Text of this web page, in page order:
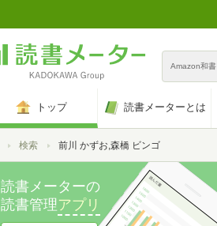
Amazon和書
トップ 読書メーターとは
トップ検索 前川 かずお,森橋 ビンゴ
読書メーターの
読書管理アプリ